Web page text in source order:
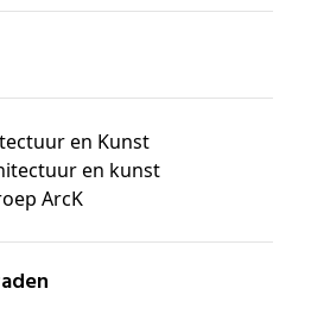
en Kunst
en kunst
ArcK